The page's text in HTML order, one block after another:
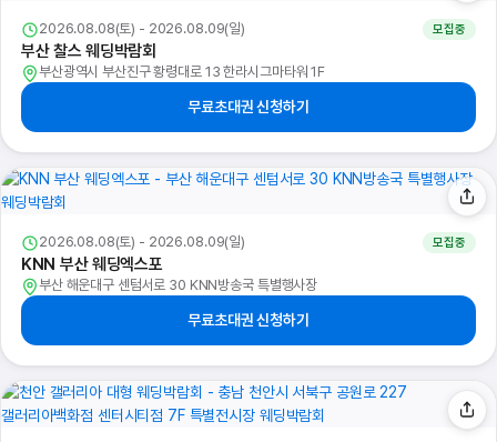
2026.08.08(토) - 2026.08.09(일) 모집중
부산 찰스 웨딩박람회
부산광역시 부산진구 황령대로 13 한라시그마타워 1F
무료초대권 신청하기
2026.08.08(토) - 2026.08.09(일) 모집중
KNN 부산 웨딩엑스포
부산 해운대구 센텀서로 30 KNN방송국 특별행사장
무료초대권 신청하기